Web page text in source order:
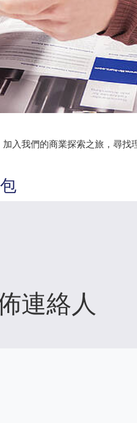
入我們的商業探索之旅，尋找
連絡人